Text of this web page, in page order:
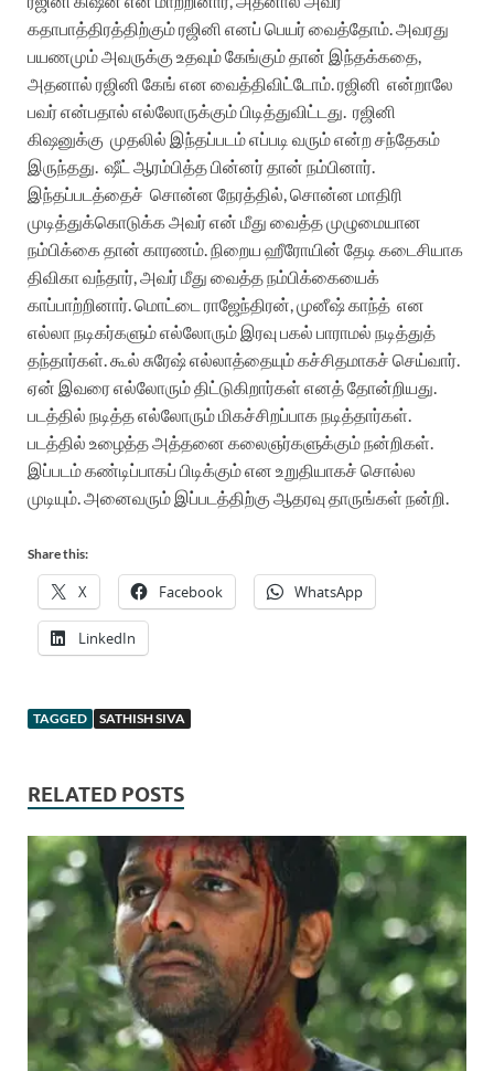
கதாபாத்திரத்திற்கும் ரஜினி எனப் பெயர் வைத்தோம். அவரது
பயணமும் அவருக்கு உதவும் கேங்கும் தான் இந்தக்கதை,
அதனால் ரஜினி கேங் என வைத்திவிட்டோம். ரஜினி என்றாலே
பவர் என்பதால் எல்லோருக்கும் பிடித்துவிட்டது. ரஜினி
கிஷனுக்கு முதலில் இந்தப்படம் எப்படி வரும் என்ற சந்தேகம்
இருந்தது. ஷீட் ஆரம்பித்த பின்னர் தான் நம்பினார்.
இந்தப்படத்தைச் சொன்ன நேரத்தில், சொன்ன மாதிரி
முடித்துக்கொடுக்க அவர் என் மீது வைத்த முழுமையான
நம்பிக்கை தான் காரணம். நிறைய ஹீரோயின் தேடி கடைசியாக
திவிகா வந்தார், அவர் மீது வைத்த நம்பிக்கையைக்
காப்பாற்றினார். மொட்டை ராஜேந்திரன், முனீஷ் காந்த் என
எல்லா நடிகர்களும் எல்லோரும் இரவு பகல் பாராமல் நடித்துத்
தந்தார்கள். கூல் சுரேஷ் எல்லாத்தையும் கச்சிதமாகச் செய்வார்.
ஏன் இவரை எல்லோரும் திட்டுகிறார்கள் எனத் தோன்றியது.
படத்தில் நடித்த எல்லோரும் மிகச்சிறப்பாக நடித்தார்கள்.
படத்தில் உழைத்த அத்தனை கலைஞர்களுக்கும் நன்றிகள்.
இப்படம் கண்டிப்பாகப் பிடிக்கும் என உறுதியாகச் சொல்ல
முடியும். அனைவரும் இப்படத்திற்கு ஆதரவு தாருங்கள் நன்றி.
Share this:
X Facebook WhatsApp
LinkedIn
TAGGED SATHISH SIVA
RELATED POSTS